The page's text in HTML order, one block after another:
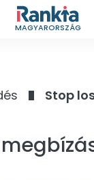
MAGYARORSZÁG
Stop